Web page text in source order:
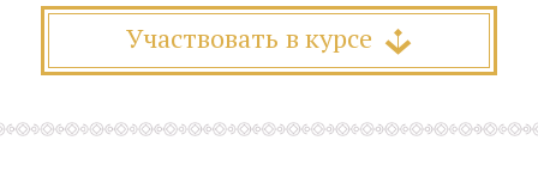
Участвовать в курсе